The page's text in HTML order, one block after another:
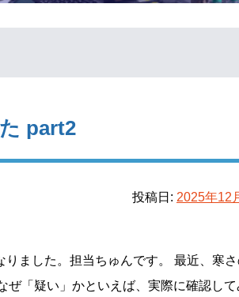
part2
投稿日: 2025年12
ました。担当ちゅんです。 最近、寒さ
ぜ「疑い」かといえば、実際に確認し